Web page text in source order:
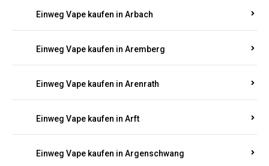
Einweg Vape kaufen in Arbach
Einweg Vape kaufen in Aremberg
Einweg Vape kaufen in Arenrath
Einweg Vape kaufen in Arft
Einweg Vape kaufen in Argenschwang